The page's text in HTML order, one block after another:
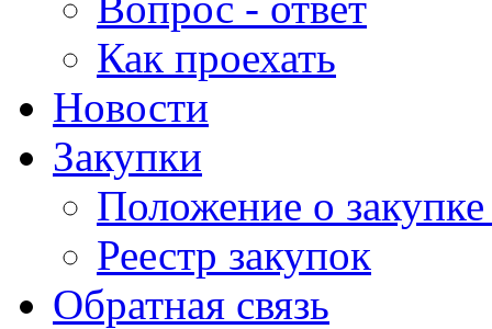
Как проехать
Новости
Закупки
Положение о
Реестр закупок
Обратная связь